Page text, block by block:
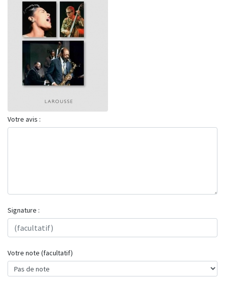
Votre avis :
Signature :
Votre note (facultatif)